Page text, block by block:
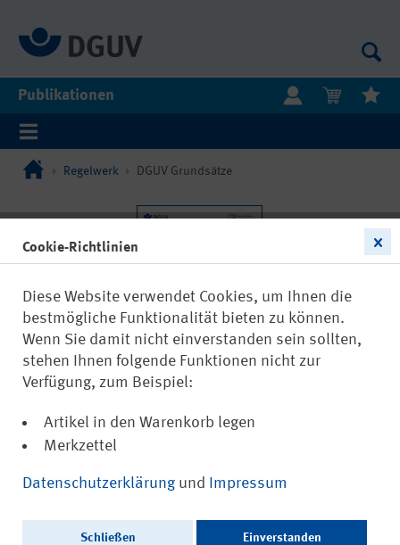
Publikationen
Regelwerk DGUV Grundsätze
DGUV Grundsatz 309-006
Cookie-Richtlinien
Diese Website verwendet Cookies, um Ihnen die
bestmögliche Funktionalität bieten zu können.
Wenn Sie damit nicht einverstanden sein sollten,
stehen Ihnen folgende Funktionen nicht zur
Verfügung, zum Beispiel:
Artikel in den Warenkorb legen
Merkzettel
Datenschutzerklärung und Impressum
Schließen Einverstanden